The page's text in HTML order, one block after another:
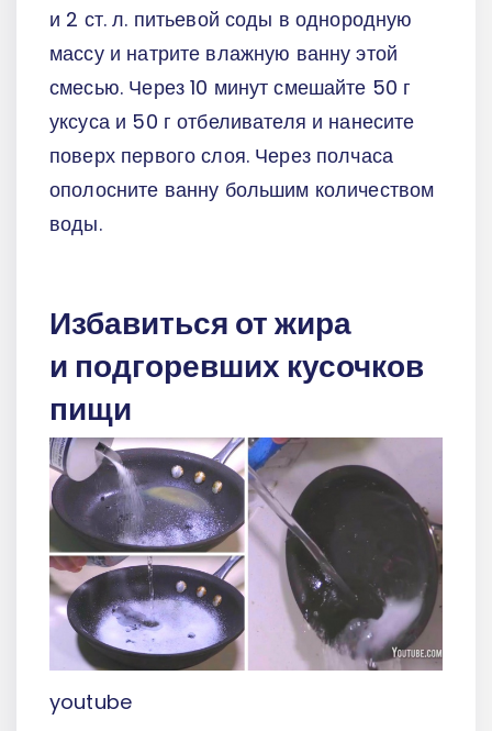
и 2 ст. л. питьевой соды в однородную
массу и натрите влажную ванну этой
смесью. Через 10 минут смешайте 50 г
уксуса и 50 г отбеливателя и нанесите
поверх первого слоя. Через полчаса
ополосните ванну большим количеством
воды.
Избавиться от жира
и подгоревших кусочков
пищи
youtube